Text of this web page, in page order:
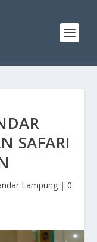
SAFARI
Lampung| 0